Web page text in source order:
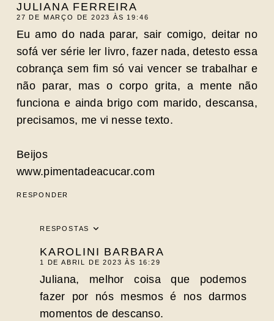
JULIANA FERREIRA
27 DE MARÇO DE 2023 ÀS 19:46
Eu amo do nada parar, sair comigo, deitar no
sofá ver série ler livro, fazer nada, detesto essa
cobrança sem fim só vai vencer se trabalhar e
não parar, mas o corpo grita, a mente não
funciona e ainda brigo com marido, descansa,
precisamos, me vi nesse texto.
Beijos
www.pimentadeacucar.com
RESPONDER
RESPOSTAS
KAROLINI BARBARA
1 DE ABRIL DE 2023 ÀS 16:29
Juliana, melhor coisa que podemos
fazer por nós mesmos é nos darmos
momentos de descanso.